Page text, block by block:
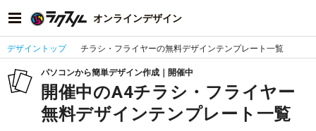
オンラインデザイン
デザイントップ チラシ・フライヤーの無料デザインテンプレート一覧
パソコンから簡単デザイン作成｜開催中
開催中のA4チラシ・フライヤー
無料デザインテンプレート一覧